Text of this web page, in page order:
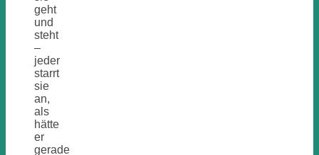
geht
und
steht
–
jeder
starrt
sie
an,
als
hätte
er
gerade